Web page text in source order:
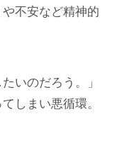
不安など精神的
いのだろう。」
しまい悪循環。